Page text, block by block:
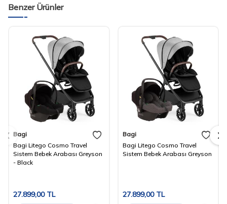
Benzer Ürünler
Bagi
Bagi Litego Cosmo Travel
Sistem Bebek Arabası Greyson
- Black
27.899,00TL
Bagi
Bagi Litego Cosmo Travel
Sistem Bebek Arabası Greyson
27.899,00TL